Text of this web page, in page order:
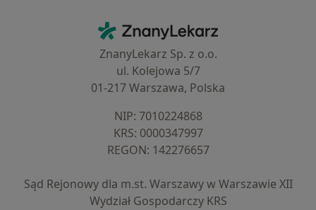
ZnanyLekarz - Strona główna
ZnanyLekarz Sp. z o.o.
ul. Kolejowa 5/7
01-217 Warszawa, Polska
NIP: ⁠7010224868
KRS: ⁠0000347997
REGON: ⁠142276657
Sąd Rejonowy dla m.st. Warszawy w Warszawie XII
Wydział Gospodarczy KRS